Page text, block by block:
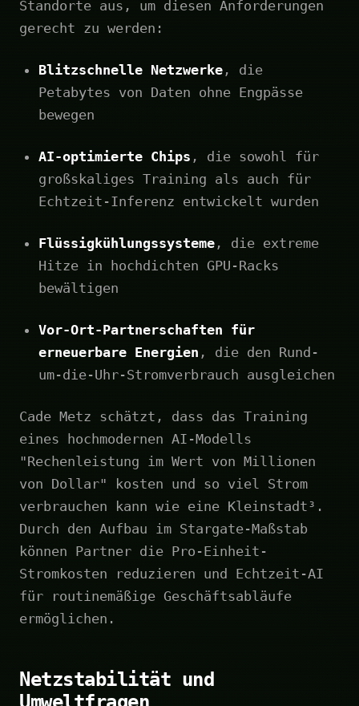
Standorte aus, um diesen Anforderungen
gerecht zu werden:
Blitzschnelle Netzwerke , die
Petabytes von Daten ohne Engpässe
bewegen
AI-optimierte Chips , die sowohl für
großskaliges Training als auch für
Echtzeit-Inferenz entwickelt wurden
Flüssigkühlungssysteme , die extreme
Hitze in hochdichten GPU-Racks
bewältigen
Vor-Ort-Partnerschaften für
erneuerbare Energien , die den Rund-
um-die-Uhr-Stromverbrauch ausgleichen
Cade Metz schätzt, dass das Training
eines hochmodernen AI-Modells
"Rechenleistung im Wert von Millionen
von Dollar" kosten und so viel Strom
verbrauchen kann wie eine Kleinstadt³.
Durch den Aufbau im Stargate-Maßstab
können Partner die Pro-Einheit-
Stromkosten reduzieren und Echtzeit-AI
für routinemäßige Geschäftsabläufe
ermöglichen.
Netzstabilität und